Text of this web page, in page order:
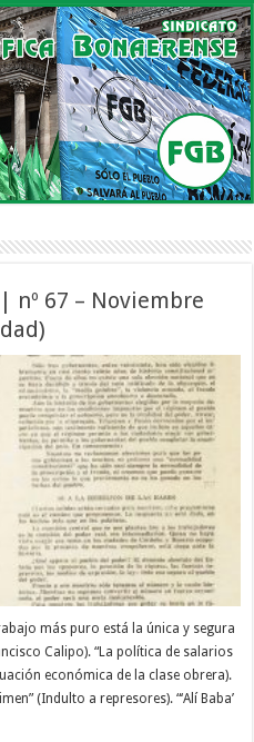
nº 67 – Noviembre
más puro está la única y segura
Calipo). “La política de salarios
económica de la clase obrera).
(Indulto a represores). “‘Alí Baba’